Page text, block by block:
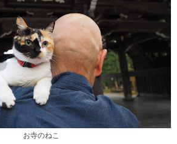
お寺のねこ